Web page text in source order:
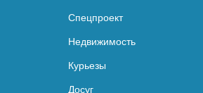
Спецпроект
Недвижимость
Курьезы
Досуг